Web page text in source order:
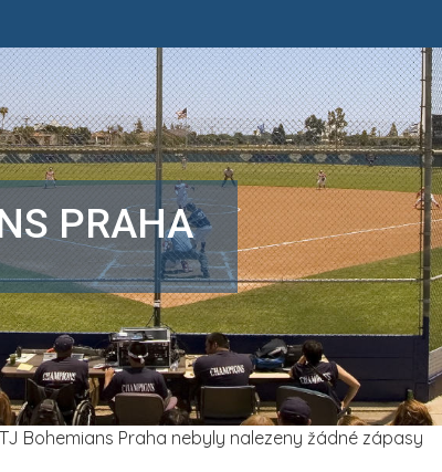
PRAHA
Bohemians Praha nebyly nalezeny žádné zápasy